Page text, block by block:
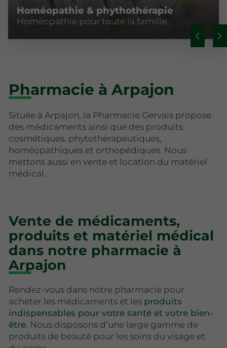
Homéopathie & phythothérapie
Homéopathie pour toute la famille
Pharmacie à Arpajon
Située à Arpajon, la Pharmacie Gervais propose
des médicaments ainsi que des produits
cosmétiques, phytothérapeutiques,
homéopathiques et orthopédiques. Nous
mettons aussi en vente et location du matériel
médical.
Vente de médicaments,
produits et matériel médical
dans notre pharmacie à
Arpajon
Rendez-vous dans notre pharmacie pour
acheter les médicaments et les produits
indispensables pour votre santé et votre bien-
être. Nous disposons d’une large gamme de
produits de beauté pour les soins du visage et